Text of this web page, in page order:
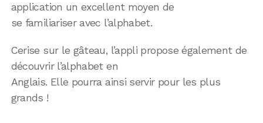
application un excellent moyen de
se familiariser avec l’alphabet.
Cerise sur le gâteau, l’appli propose également de
découvrir l’alphabet en
Anglais. Elle pourra ainsi servir pour les plus
grands !